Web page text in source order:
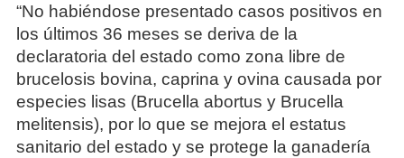
“No habiéndose presentado casos positivos en
los últimos 36 meses se deriva de la
declaratoria del estado como zona libre de
brucelosis bovina, caprina y ovina causada por
especies lisas (Brucella abortus y Brucella
melitensis), por lo que se mejora el estatus
sanitario del estado y se protege la ganadería